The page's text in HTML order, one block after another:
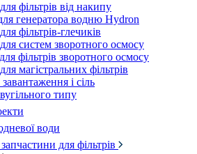
фільтрів від накипу
генератора водню Hydron
фільтрів-глечиків
систем зворотного осмосу
фільтрів зворотного осмосу
магістральних фільтрів
і сіль
типу
води
для фільтрів